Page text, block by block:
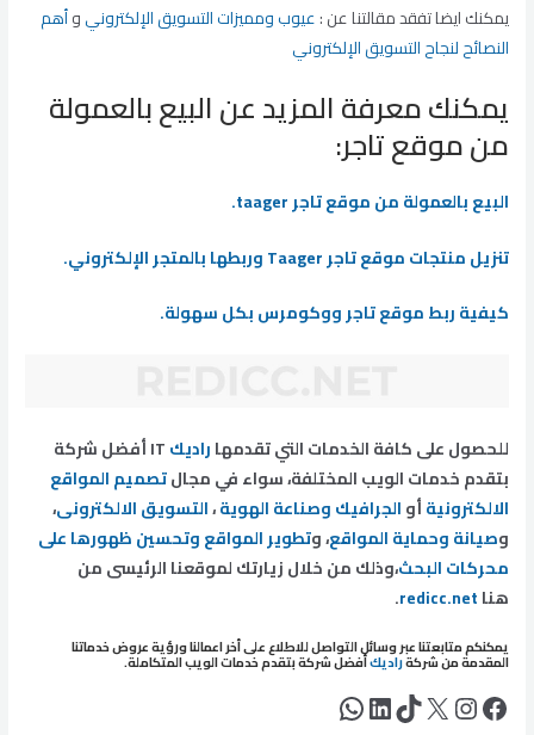
يمكنك ايضا تفقد مقالتنا عن :عيوب ومميزات التسويق الإلكترونيوأهم
النصائح لنجاح التسويق الإلكتروني
يمكنك معرفة المزيد عن البيع بالعمولة
من موقع تاجر:
البيع بالعمولة من موقع تاجر taager.
تنزيل منتجات موقع تاجر Taager وربطها بالمتجر الإلكتروني.
كيفية ربط موقع تاجر ووكومرس بكل سهولة.
للحصول على كافة الخدمات التي تقدمهاراديك
IT أفضل شركة
بتقدم خدمات الويب المختلفة، سواء في مجالتصميم المواقع
الالكترونيةأوالجرافيك وصناعة الهوية،التسويق الالكترونى،
وصيانة وحماية المواقع، وتطوير المواقع وتحسين ظهورها على
محركات البحث،وذلك من خلال زيارتك لموقعنا الرئيسى من
هناredicc.net
.
يمكنكم متابعتنا عبر وسائل التواصل للاطلاع على أخر اعمالنا ورؤية عروض خدماتنا
المقدمة من شركةراديكأفضل شركة بتقدم خدمات الويب المتكاملة.
فيسبوك
إنستجرام
إكس
تيك توك
لينكد إنواتساب